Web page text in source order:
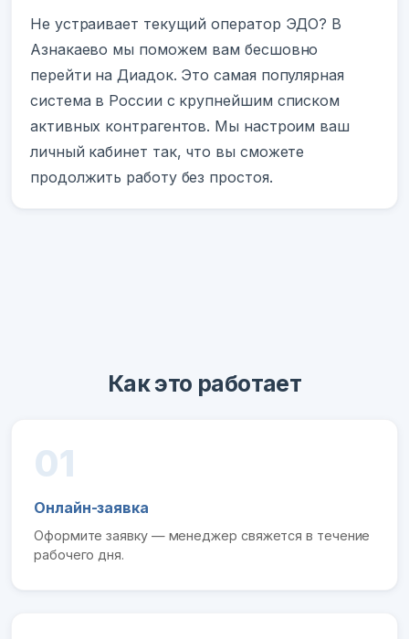
Не устраивает текущий оператор ЭДО? В
Азнакаево мы поможем вам бесшовно
перейти на Диадок. Это самая популярная
система в России с крупнейшим списком
активных контрагентов. Мы настроим ваш
личный кабинет так, что вы сможете
продолжить работу без простоя.
Как это работает
01
Онлайн-заявка
Оформите заявку — менеджер свяжется в течение
рабочего дня.